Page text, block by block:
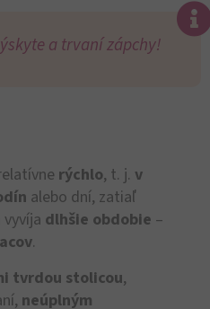
a trvaní zápchy!
rýchlo, t. j. v
alebo dní, zatiaľ
vyvíja dlhšie obdobie –
.
tvrdou stolicou,
neúplným